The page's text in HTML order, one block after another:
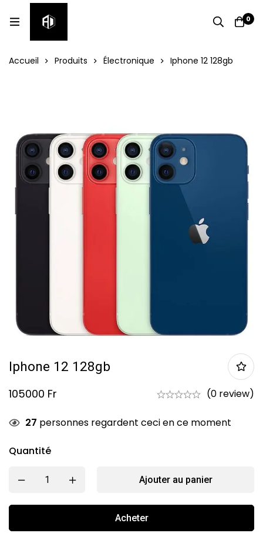
0
Accueil Produits Électronique Iphone 12 128gb
Iphone 12 128gb
105000 Fr (0 review)
27 personnes regardent ceci en ce moment
Quantité
Ajouter au panier
Acheter